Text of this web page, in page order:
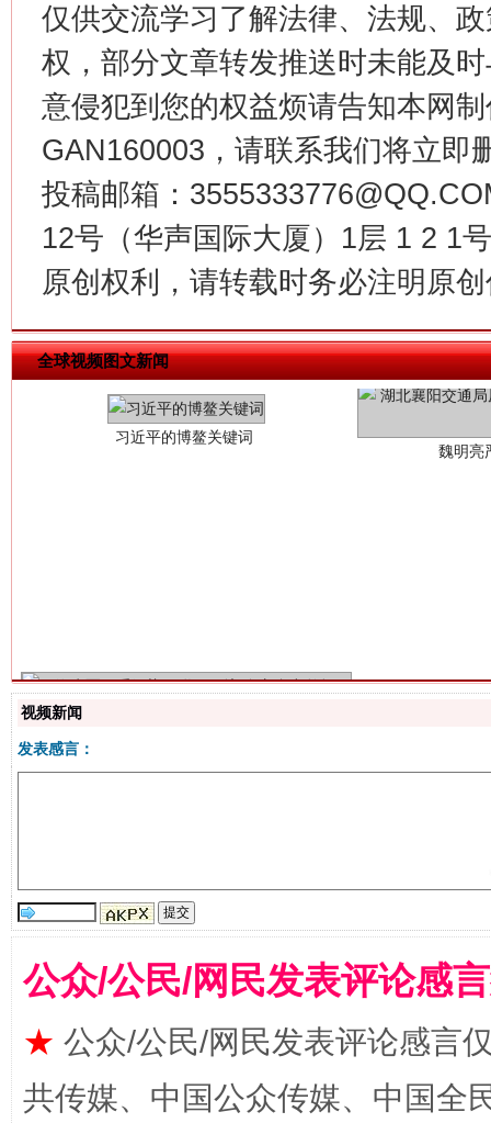
仅供交流学习了解法律、法规、
权，部分文章转发推送时未能及
意侵犯到您的权益烦请告知本网
GAN160003，请联系我们将立即
投稿邮箱：
12号（华声国际大厦）1层 1 2 1
原创权利，请转载时务必注明原
全球视频图文新闻
在谋一域中谋全局
今
揭批美国五大"原罪" "炒
视频新闻
发表感言：
公众/公民/网民发表评论感
★ 公众/公民/网民发表评论感言
共传媒、中国公众传媒、中国全